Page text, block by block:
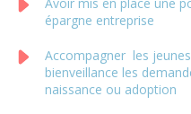
épargne entreprise
Accompagner les
bienveillance les
naissance ou adoption